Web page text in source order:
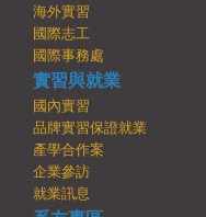
海外實習
國際志工
國際事務處
實習與就業
國內實習
品牌實習保證就業
產學合作案
企業參訪
就業訊息